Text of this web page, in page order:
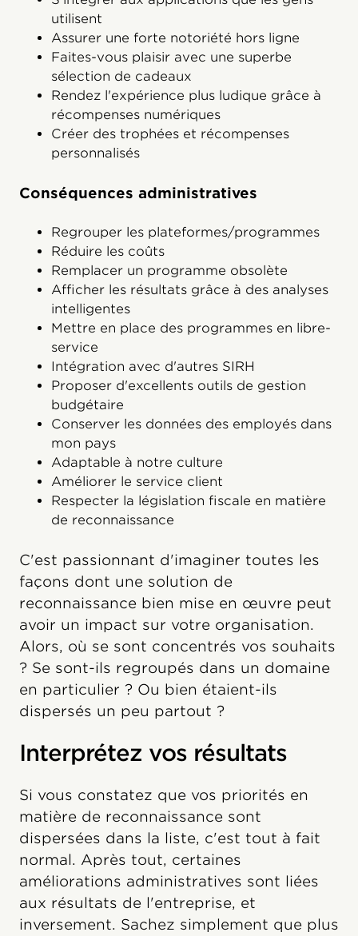
utilisent
Assurer une forte notoriété hors ligne
Faites-vous plaisir avec une superbe
sélection de cadeaux
Rendez l'expérience plus ludique grâce à
récompenses numériques
Créer des trophées et récompenses
personnalisés
Conséquences administratives
Regrouper les plateformes/programmes
Réduire les coûts
Remplacer un programme obsolète
Afficher les résultats grâce à des analyses
intelligentes
Mettre en place des programmes en libre-
service
Intégration avec d'autres SIRH
Proposer d'excellents outils de gestion
budgétaire
Conserver les données des employés dans
mon pays
Adaptable à notre culture
Améliorer le service client
Respecter la législation fiscale en matière
de reconnaissance
C'est passionnant d'imaginer toutes les
façons dont une solution de
reconnaissance bien mise en œuvre peut
avoir un impact sur votre organisation.
Alors, où se sont concentrés vos souhaits
? Se sont-ils regroupés dans un domaine
en particulier ? Ou bien étaient-ils
dispersés un peu partout ?
Interprétez vos résultats
Si vous constatez que vos priorités en
matière de reconnaissance sont
dispersées dans la liste, c'est tout à fait
normal. Après tout, certaines
améliorations administratives sont liées
aux résultats de l'entreprise, et
inversement. Sachez simplement que plus